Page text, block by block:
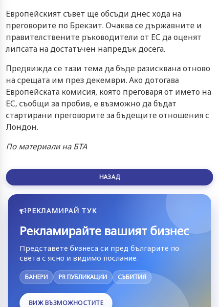
Европейският съвет ще обсъди днес хода на
преговорите по Брекзит. Очаква се държавните и
правителствените ръководители от ЕС да оценят
липсата на достатъчен напредък досега.
Предвижда се тази тема да бъде разисквана отново
на срещата им през декември. Ако дотогава
Европейската комисия, която преговаря от името на
ЕС, съобщи за пробив, е възможно да бъдат
стартирани преговорите за бъдещите отношения с
Лондон.
По материали на БТА
НАЗАД
РЕКЛАМИРАЙ ТУК
Рекламирайте вашият бизнес
Представете бизнеса си пред българите по
света с ясно и видимо послание.
БАНЕРИ PR ПУБЛИКАЦИИ СЪБИТИЯ
ВИЖ ВЪЗМОЖНОСТИТЕ